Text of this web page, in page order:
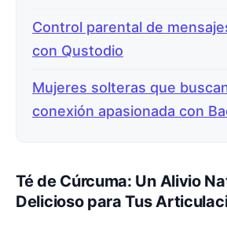
Control parental de
con Qustodio
Mujeres solteras que
conexión apasionada con
Té de Cúrcuma: Un Alivio
Delicioso para Tus